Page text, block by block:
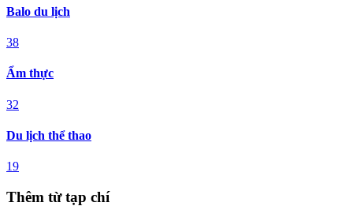
Balo du lịch
38
Ẩm thực
32
Du lịch thể thao
19
Thêm từ tạp chí